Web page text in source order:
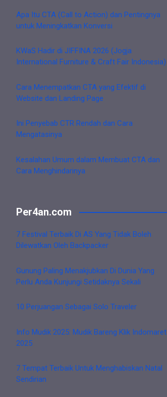
Apa Itu CTA (Call to Action) dan Pentingnya
untuk Meningkatkan Konversi
KWaS Hadir di JIFFINA 2026 (Jogja
International Furniture & Craft Fair Indonesia)
Cara Menempatkan CTA yang Efektif di
Website dan Landing Page
Ini Penyebab CTR Rendah dan Cara
Mengatasinya
Kesalahan Umum dalam Membuat CTA dan
Cara Menghindarinya
Per4an.com
7 Festival Terbaik Di AS Yang Tidak Boleh
Dilewatkan Oleh Backpacker
Gunung Paling Menakjubkan Di Dunia Yang
Perlu Anda Kunjungi Setidaknya Sekali
10 Perjuangan Sebagai Solo Traveler
Info Mudik 2025: Mudik Bareng Klik Indomaret
2025
7 Tempat Terbaik Untuk Menghabiskan Natal
Sendirian